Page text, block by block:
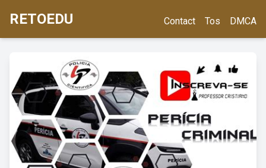
RETOEDU Contact Tos DMCA